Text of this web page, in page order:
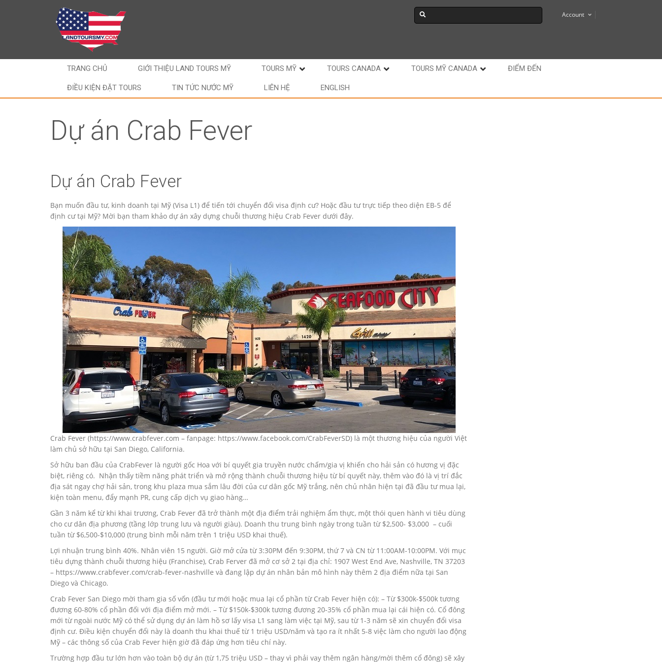
Account
TRANG CHỦ GIỚI THIỆU LAND TOURS MỸ TOURS MỸ TOURS CANADA TOURS MỸ CANADA ĐIỂM ĐẾN
ĐIỀU KIỆN ĐẶT TOURS TIN TỨC NƯỚC MỸ LIÊN HỆ ENGLISH
Dự án Crab Fever
Dự án Crab Fever
Bạn muốn đầu tư, kinh doanh tại Mỹ (Visa L1) để tiến tới chuyển đổi visa định cư? Hoặc đầu tư trực tiếp theo diện EB-5 để
định cư tại Mỹ? Mời bạn tham khảo dự án xây dựng chuỗi thương hiệu Crab Fever dưới đây.
Crab Fever (https://www.crabfever.com – fanpage: https://www.facebook.com/CrabFeverSD) là một thương hiệu của người Việt
làm chủ sở hữu tại San Diego, California.
Sở hữu ban đầu của CrabFever là người gốc Hoa với bí quyết gia truyền nước chấm/gia vị khiến cho hải sản có hương vị đặc
biệt, riêng có. Nhận thấy tiềm năng phát triển và mở rộng thành chuỗi thương hiệu từ bí quyết này, thêm vào đó là vị trí đắc
địa sát ngay chợ hải sản, trong khu plaza mua sắm lâu đời của cư dân gốc Mỹ trắng, nên chủ nhân hiện tại đã đầu tư mua lại,
kiện toàn menu, đẩy mạnh PR, cung cấp dịch vụ giao hàng…
Gần 3 năm kể từ khi khai trương, Crab Fever đã trở thành một địa điểm trải nghiệm ẩm thực, một thói quen hành vi tiêu dùng
cho cư dân địa phương (tầng lớp trung lưu và người giàu). Doanh thu trung bình ngày trong tuần từ $2,500- $3,000 – cuối
tuần từ $6,500-$10,000 (trung bình mỗi năm trên 1 triệu USD khai thuế).
Lợi nhuận trung bình 40%. Nhân viên 15 người. Giờ mở cửa từ 3:30PM đến 9:30PM, thứ 7 và CN từ 11:00AM-10:00PM. Với mục
tiêu dựng thành chuỗi thương hiệu (Franchise), Crab Ferver đã mở cơ sở 2 tại địa chỉ: 1907 West End Ave, Nashville, TN 37203
– https://www.crabfever.com/crab-fever-nashville và đang lập dự án nhân bản mô hình này thêm 2 địa điểm nữa tại San
Diego và Chicago.
Crab Fever San Diego mời tham gia số vốn (đầu tư mới hoặc mua lại cổ phần từ Crab Fever hiện có): – Từ $300k-$500k tương
đương 60-80% cổ phần đối với địa điểm mở mới. – Từ $150k-$300k tương đương 20-35% cổ phần mua lại cái hiện có. Cổ đông
mới từ ngoài nước Mỹ có thể sử dụng dự án làm hồ sơ lấy visa L1 sang làm việc tại Mỹ, sau từ 1-3 năm sẽ xin chuyển đổi visa
định cư. Điều kiện chuyển đổi này là doanh thu khai thuế từ 1 triệu USD/năm và tạo ra ít nhất 5-8 việc làm cho người lao động
Mỹ – các thông số của Crab Fever hiện giờ đã đáp ứng hơn tiêu chí này.
Trường hợp đầu tư lớn hơn vào toàn bộ dự án (từ 1,75 triệu USD – thay vì phải vay thêm ngân hàng/mời thêm cổ đông) sẽ xây